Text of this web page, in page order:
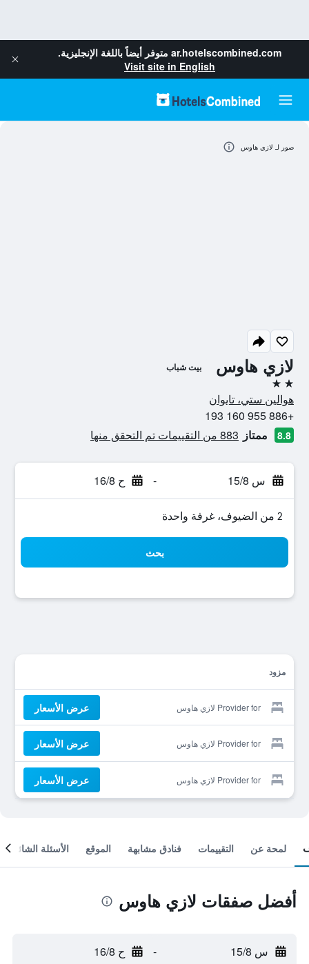
ar.hotelscombined.com متوفر أيضاً باللغة الإنجليزية.
Visit site in English
لازي هاوس بيت شباب
2 نجمتين
هوالين ستي، تايوان
+886 955 160 193
8.8 ممتاز 883 من التقييمات تم التحقق منها
س 15/8 - ح 16/8
2 من الضيوف، غرفة واحدة
بحث
مزود
Provider for لازي هاوس عرض الأسعار
Provider for لازي هاوس عرض الأسعار
Provider for لازي هاوس عرض الأسعار
صور لـ لازي هاوس
لمحة عن التقييمات فنادق مشابهة الموقع الأسئلة الشائعة
أفضل صفقات لازي هاوس
س 15/8 - ح 16/8